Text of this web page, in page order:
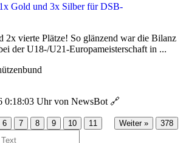
Gold und 3x Silber für DSB-
2x vierte Plätze! So glänzend war die Bilanz
der U18-/U21-Europameisterschaft in ...
0:18:03 Uhr von NewsBot 🔗
6 7 8 9 10 11 Weiter » 378